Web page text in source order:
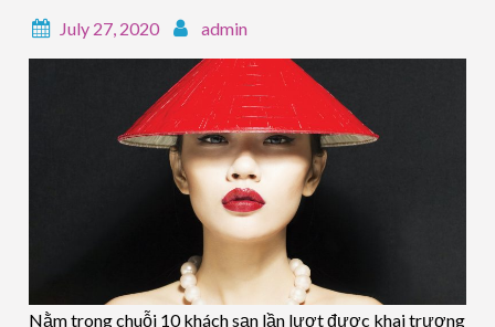
July 27, 2020 admin
Nằm trong chuỗi 10 khách sạn lần lượt được khai trương